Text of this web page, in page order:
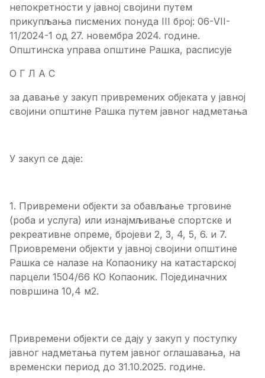
непокретности у јавној својини путем
прикупљања писмених понуда III број: 06-VII-
11/2024-1 од 27. новембра 2024. године.
Општинска управа општине Рашка, расписује
О Г Л А С
за давање у закуп привремених објеката у јавној
својини општине Рашка путем јавног надметања
У закуп се даје:
1. Привремени објекти за обављање трговине
(роба и услуга) или изнајмљивање спортске и
рекреативне опреме, бројеви 2, 3, 4, 5, 6. и 7.
Приовремени објекти у јавној својини општине
Рашка се налазе на Копаонику на катастарској
парцели 1504/66 КО Копаоник. Појединачних
површина 10,4 м2.
Привремени објекти се дају у закуп у поступку
јавног надметања путем јавног оглашавања, на
временски период до 31.10.2025. године.